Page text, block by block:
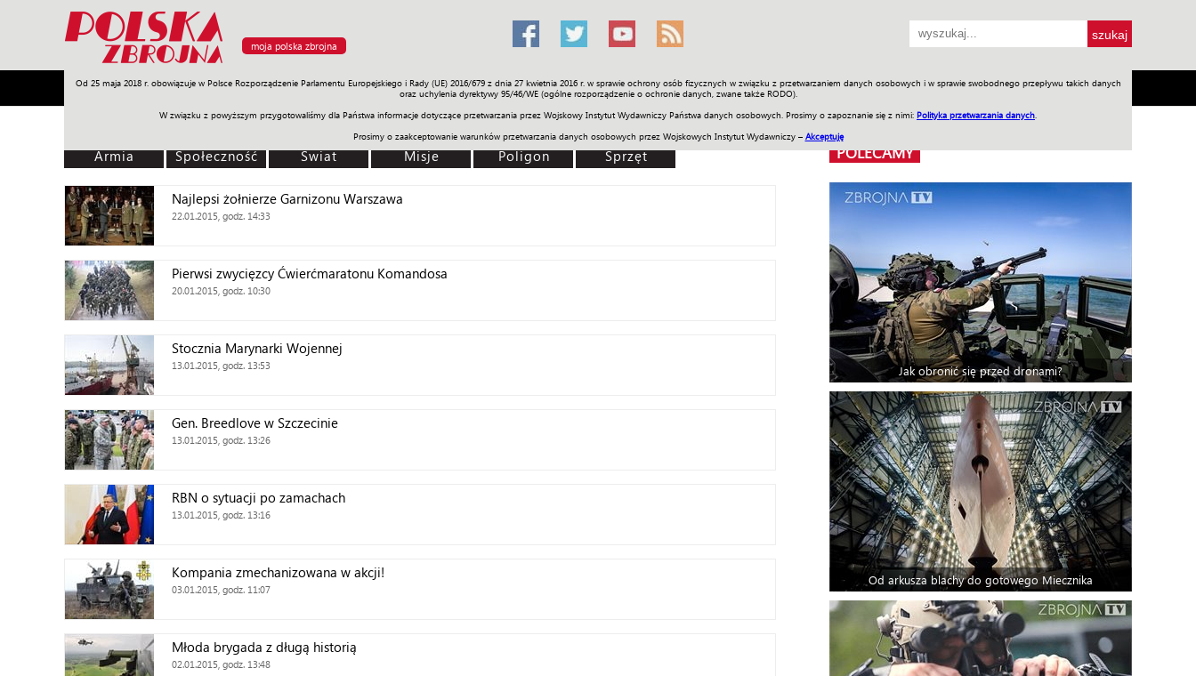
moja polska zbrojna
Od 25 maja 2018 r. obowiązuje w Polsce Rozporządzenie Parlamentu Europejskiego i Rady (UE) 2016/679 z dnia 27 kwietnia 2016 r. w sprawie ochrony osób fizycznych w związku z przetwarzaniem danych osobowych i w sprawie swobodnego przepływu takich danych
oraz uchylenia dyrektywy 95/46/WE (ogólne rozporządzenie o ochronie danych, zwane także RODO).
W związku z powyższym przygotowaliśmy dla Państwa informacje dotyczące przetwarzania przez Wojskowy Instytut Wydawniczy Państwa danych osobowych. Prosimy o zapoznanie się z nimi: Polityka przetwarzania danych
Prosimy o zaakceptowanie warunków przetwarzania danych osobowych przez Wojskowych Instytut Wydawniczy – Akceptuję
Armia Poligon Sprzęt Misje Polityka Prawo Świat Społeczność Sport Historia Galerie Wideo ENGLISH SKLEP Jednodniówki Praca w WIW
Armia Społeczność Świat Misje Poligon Sprzęt
Najlepsi żołnierze Garnizonu Warszawa
22.01.2015, godz. 14:33
Pierwsi zwycięzcy Ćwierćmaratonu Komandosa
20.01.2015, godz. 10:30
Stocznia Marynarki Wojennej
13.01.2015, godz. 13:53
Gen. Breedlove w Szczecinie
13.01.2015, godz. 13:26
RBN o sytuacji po zamachach
13.01.2015, godz. 13:16
Kompania zmechanizowana w akcji!
03.01.2015, godz. 11:07
Młoda brygada z długą historią
02.01.2015, godz. 13:48
POLECAMY
Jak obronić się przed dronami?
Od arkusza blachy do gotowego Miecznika